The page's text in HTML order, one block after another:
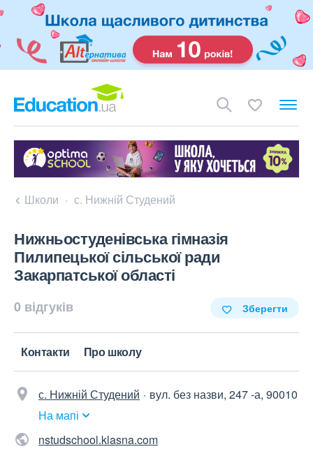
Школи с. Нижній Студений
Нижньостуденівська гімназія
Пилипецької сільської ради
Закарпатської області
0 відгуків Зберегти
Контакти Про школу
с. Нижній Студений
вул. без назви, 247 -а, 90010
На мапі
nstudschool.klasna.com